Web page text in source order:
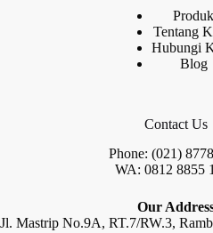
Produk
Tentang
Hubungi
Blog
Contact Us
Phone: (021)
WA: 0812 8855
Our
Jl. Mastrip No.9A, RT.7/RW.3,